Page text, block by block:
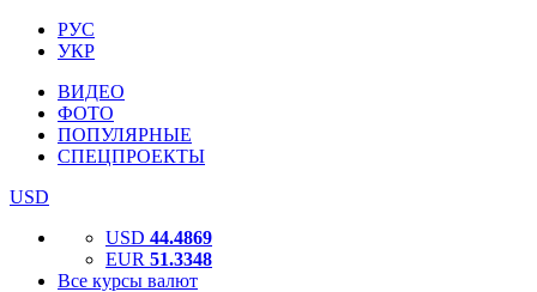
РУС
УКР
ВИДЕО
ФОТО
ПОПУЛЯРНЫЕ
СПЕЦПРОЕКТЫ
USD
USD 44.4869
EUR 51.3348
Все курсы валют